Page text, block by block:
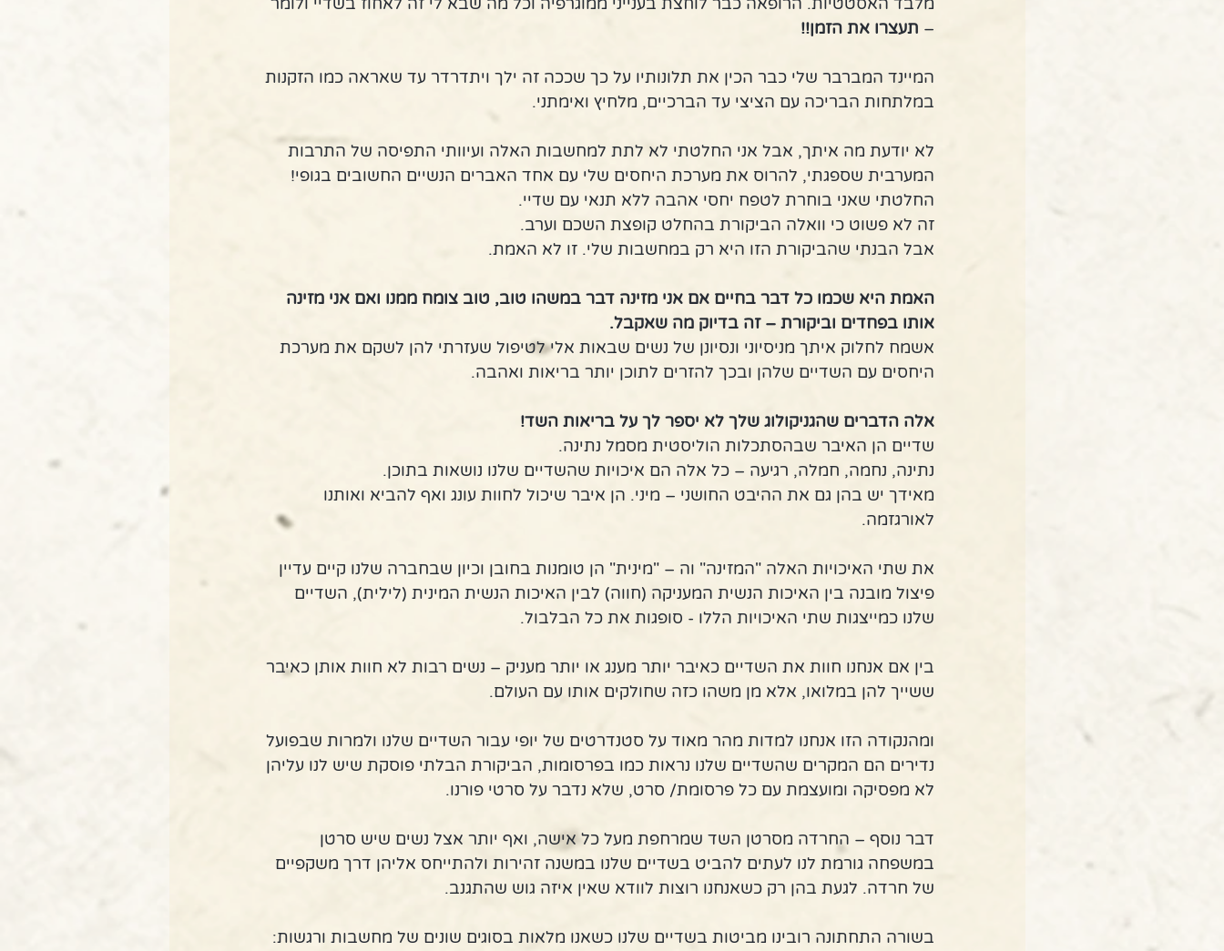
– תעצרו את הזמן!!
המיינד המברבר שלי כבר הכין את תלונותיו על כך שככה זה ילך ויתדרדר עד שאראה כמו הזקנות
במלתחות הבריכה עם הציצי עד הברכיים, מלחיץ ואימתני.
לא יודעת מה איתך, אבל אני החלטתי לא לתת למחשבות האלה ועיוותי התפיסה של התרבות
המערבית שספגתי, להרוס את מערכת היחסים שלי עם אחד האברים הנשיים החשובים בגופי!
החלטתי שאני בוחרת לטפח יחסי אהבה ללא תנאי עם שדיי.
זה לא פשוט כי וואלה הביקורת בהחלט קופצת השכם וערב.
אבל הבנתי שהביקורת הזו היא רק במחשבות שלי. זו לא האמת.
האמת היא שכמו כל דבר בחיים אם אני מזינה דבר במשהו טוב, טוב צומח ממנו ואם אני מזינה
אותו בפחדים וביקורת – זה בדיוק מה שאקבל.
אשמח לחלוק איתך מניסיוני ונסיונן של נשים שבאות אלי לטיפול שעזרתי להן לשקם את מערכת
היחסים עם השדיים שלהן ובכך להזרים לתוכן יותר בריאות ואהבה.
אלה הדברים שהגניקולוג שלך לא יספר לך על בריאות השד!
שדיים הן האיבר שבהסתכלות הוליסטית מסמל נתינה.
נתינה, נחמה, חמלה, רגיעה – כל אלה הם איכויות שהשדיים שלנו נושאות בתוכן.
מאידך יש בהן גם את ההיבט החושני – מיני. הן איבר שיכול לחוות עונג ואף להביא ואותנו
לאורגזמה.
את שתי האיכויות האלה "המזינה" וה – "מינית" הן טומנות בחובן וכיון שבחברה שלנו קיים עדיין
פיצול מובנה בין האיכות הנשית המעניקה (חווה) לבין האיכות הנשית המינית (לילית), השדיים
שלנו כמייצגות שתי האיכויות הללו - סופגות את כל הבלבול.
בין אם אנחנו חוות את השדיים כאיבר יותר מענג או יותר מעניק – נשים רבות לא חוות אותן כאיבר
ששייך להן במלואו, אלא מן משהו כזה שחולקים אותו עם העולם.
ומהנקודה הזו אנחנו למדות מהר מאוד על סטנדרטים של יופי עבור השדיים שלנו ולמרות שבפועל
נדירים הם המקרים שהשדיים שלנו נראות כמו בפרסומות, הביקורת הבלתי פוסקת שיש לנו עליהן
לא מפסיקה ומועצמת עם כל פרסומת/ סרט, שלא נדבר על סרטי פורנו.
דבר נוסף – החרדה מסרטן השד שמרחפת מעל כל אישה, ואף יותר אצל נשים שיש סרטן
במשפחה גורמת לנו לעתים להביט בשדיים שלנו במשנה זהירות ולהתייחס אליהן דרך משקפיים
של חרדה. לגעת בהן רק כשאנחנו רוצות לוודא שאין איזה גוש שהתגנב.
בשורה התחתונה רובינו מביטות בשדיים שלנו כשאנו מלאות בסוגים שונים של מחשבות ורגשות: